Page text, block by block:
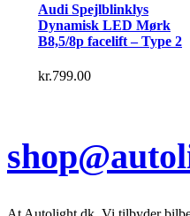
Audi Spejlblinklys
Dynamisk LED Mørk
B8,5/8p facelift – Type 2
kr.799.00